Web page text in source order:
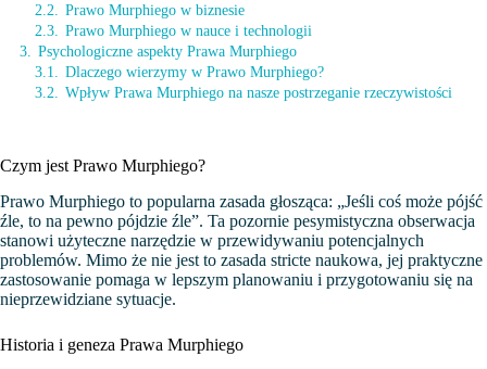
2.2. Prawo Murphiego w biznesie
2.3. Prawo Murphiego w nauce i technologii
3. Psychologiczne aspekty Prawa Murphiego
3.1. Dlaczego wierzymy w Prawo Murphiego?
3.2. Wpływ Prawa Murphiego na nasze postrzeganie rzeczywistości
Czym jest Prawo Murphiego?
Prawo Murphiego to popularna zasada głosząca: „Jeśli coś może pójść
źle, to na pewno pójdzie źle”. Ta pozornie pesymistyczna obserwacja
stanowi użyteczne narzędzie w przewidywaniu potencjalnych
problemów. Mimo że nie jest to zasada stricte naukowa, jej praktyczne
zastosowanie pomaga w lepszym planowaniu i przygotowaniu się na
nieprzewidziane sytuacje.
Historia i geneza Prawa Murphiego